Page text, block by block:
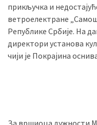
прикључка и
ветроелектране
Републике Србије. На
директори установа
чији је Покрајина
За вршиоца дужности